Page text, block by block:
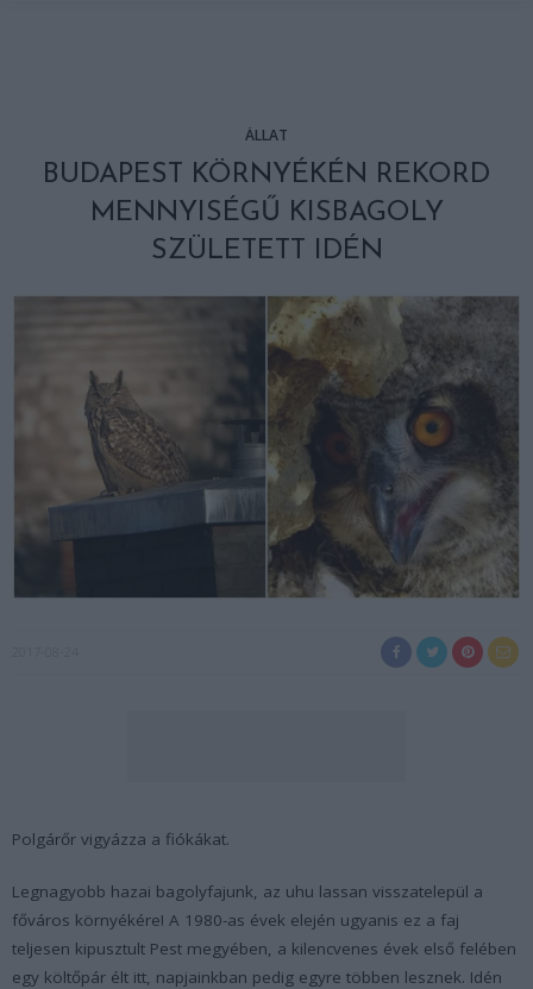
ÁLLAT
BUDAPEST KÖRNYÉKÉN REKORD
MENNYISÉGŰ KISBAGOLY
SZÜLETETT IDÉN
Polgárőr vigyázza a fiókákat.
Legnagyobb hazai bagolyfajunk, az uhu lassan visszatelepül a
főváros környékére! A 1980-as évek elején ugyanis ez a faj
teljesen kipusztult Pest megyében, a kilencvenes évek első felében
egy költőpár élt itt, napjainkban pedig egyre többen lesznek. Idén